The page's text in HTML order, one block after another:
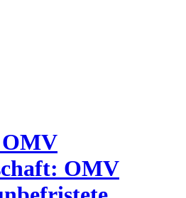
OMV